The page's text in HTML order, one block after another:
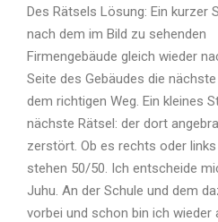
Des Rätsels Lösung: Ein kurzer
nach dem im Bild zu sehenden
Firmengebäude gleich wieder
Seite des Gebäudes die
dem richtigen Weg. Ein kleines
nächste Rätsel: der dort
zerstört. Ob es rechts oder
stehen 50/50. Ich entscheide
Juhu. An der Schule und dem
vorbei und schon bin ich wieder